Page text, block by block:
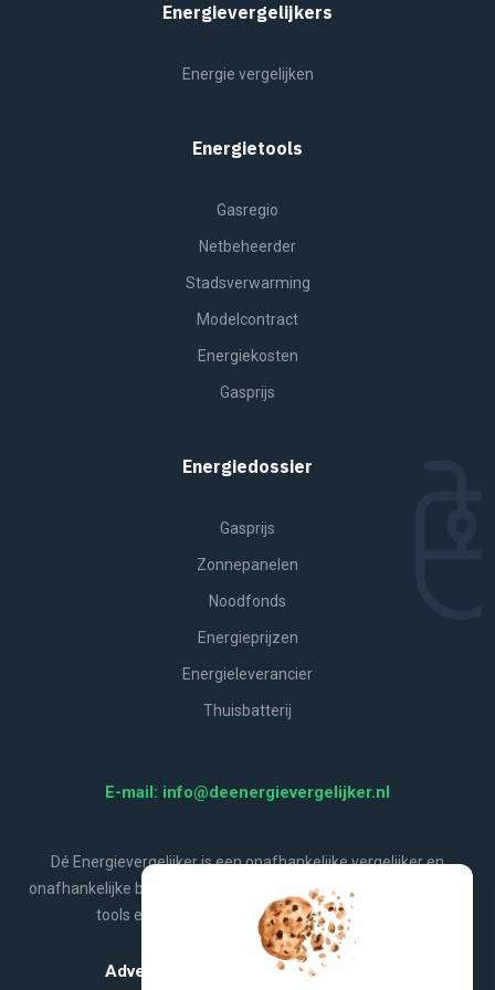
Energievergelijkers
Energie vergelijken
Energietools
Gasregio
Netbeheerder
Stadsverwarming
Modelcontract
Energiekosten
Gasprijs
Energiedossier
Gasprijs
Zonnepanelen
Noodfonds
Energieprijzen
Energieleverancier
Thuisbatterij
E-mail: info@deenergievergelijker.nl
Dé Energievergelijker is een onafhankelijke vergelijker en
onafhankelijke bron van energienieuws, aanbiedingen, handige
tools en alles wat jij wilt weten over energie.
Adverteren op De Energievergelijker